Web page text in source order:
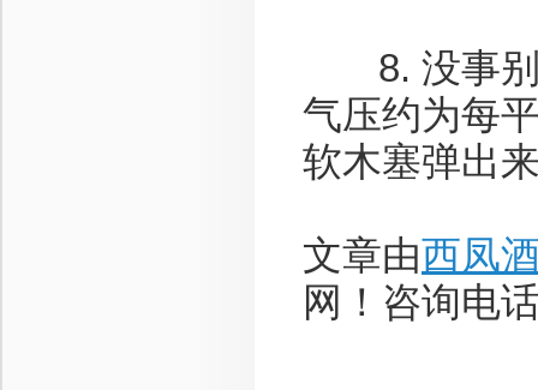
8. 没事别
气压约为每
软木塞弹出
文章由西凤
网！咨询电